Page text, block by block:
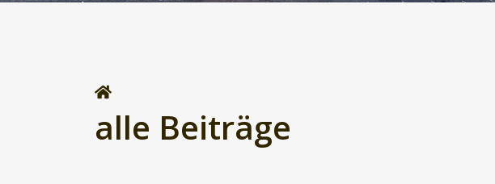
alle Beiträge